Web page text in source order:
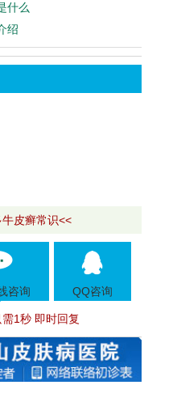
什么
绍
皮癣常识<<
咨询 QQ咨询
需1秒 即时回复